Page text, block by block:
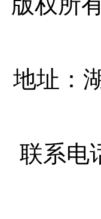
地址：
联系电